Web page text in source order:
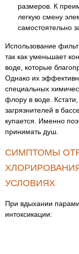
размеров. К
легкую смену
самостоятельно
Использование
так как уменьшает
воде, которые
Однако их
специальных
флору в воде.
загрязнителей в
купается. Именно
принимать душ.
СИМПТОМЫ
УСЛОВИЯХ
При вдыхании
интоксикации: